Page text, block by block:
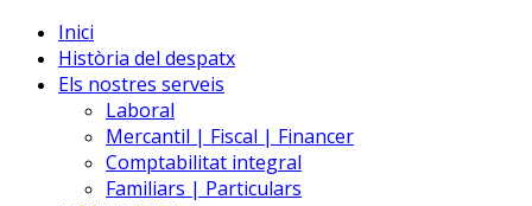
Inici
Història del despatx
Els nostres serveis
Laboral
Mercantil | Fiscal | Financer
Comptabilitat integral
Familiars | Particulars